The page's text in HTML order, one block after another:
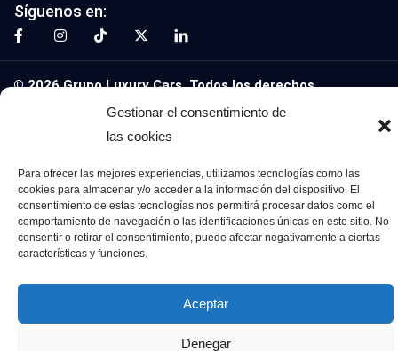
Gestionar el consentimiento de
las cookies
Para ofrecer las mejores experiencias, utilizamos tecnologías como las
cookies para almacenar y/o acceder a la información del dispositivo. El
consentimiento de estas tecnologías nos permitirá procesar datos como el
comportamiento de navegación o las identificaciones únicas en este sitio. No
consentir o retirar el consentimiento, puede afectar negativamente a ciertas
características y funciones.
Aceptar
Denegar
Síguenos en:
© 2026 Grupo Luxury Cars. Todos los derechos
Política de Privacidad